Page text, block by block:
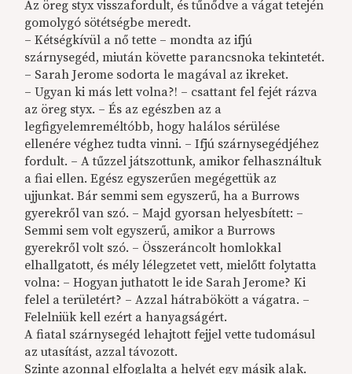
Az öreg styx visszafordult, és tűnődve a vágat tetején
gomolygó sötétségbe meredt.
– Kétségkívül a nő tette – mondta az ifjú
szárnysegéd, miután követte parancsnoka tekintetét.
– Sarah Jerome sodorta le magával az ikreket.
– Ugyan ki más lett volna?! – csattant fel fejét rázva
az öreg styx. – És az egészben az a
legfigyelemreméltóbb, hogy halálos sérülése
ellenére véghez tudta vinni. – Ifjú szárnysegédjéhez
fordult. – A tűzzel játszottunk, amikor felhasználtuk
a fiai ellen. Egész egyszerűen megégettük az
ujjunkat. Bár semmi sem egyszerű, ha a Burrows
gyerekről van szó. – Majd gyorsan helyesbített: –
Semmi sem volt egyszerű, amikor a Burrows
gyerekről volt szó. – Összeráncolt homlokkal
elhallgatott, és mély lélegzetet vett, mielőtt folytatta
volna: – Hogyan juthatott le ide Sarah Jerome? Ki
felel a területért? – Azzal hátrabökött a vágatra. –
Felelniük kell ezért a hanyagságért.
A fiatal szárnysegéd lehajtott fejjel vette tudomásul
az utasítást, azzal távozott.
Szinte azonnal elfoglalta a helyét egy másik alak.